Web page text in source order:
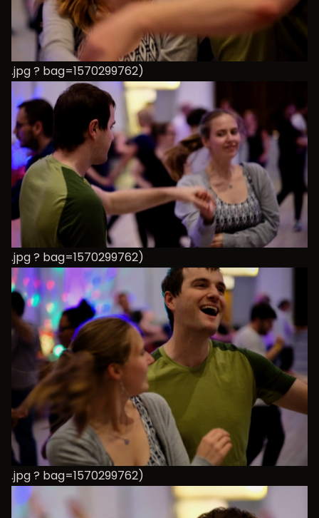
.jpg ? bag=1570299762)
.jpg ? bag=1570299762)
.jpg ? bag=1570299762)